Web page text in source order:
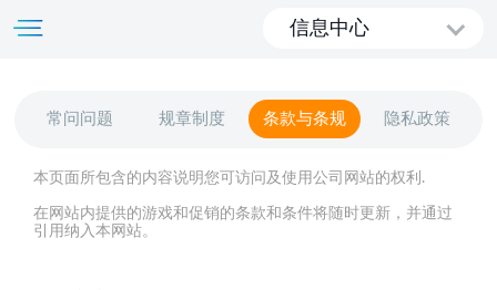
信息中心
常问问题 规章制度 条款与条规 隐私政策
本页面所包含的内容说明您可访问及使用公司网站的权利.
在网站内提供的游戏和促销的条款和条件将随时更新，并通过
引用纳入本网站。